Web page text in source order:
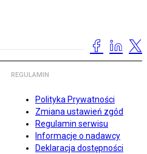
REGULAMIN
Polityka Prywatności
Zmiana ustawień zgód
Regulamin serwisu
Informacje o nadawcy
Deklaracja dostępności